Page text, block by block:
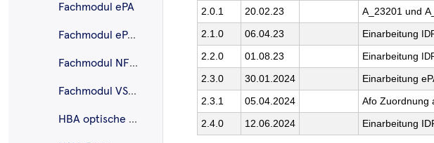
Fachmodul ePA
Fachmodul ePA KTR-Consumer
Fachmodul NFDM
Fachmodul VSDM
HBA optische Gestalt.
2.0.1
20.02.23 A_23201 und
2.1.0
06.04.23 Einarbeitung
2.2.0
01.08.23 Einarbeitung
2.3.0
30.01.2024 Einarbeitung
2.3.1
05.04.2024 Afo Zuordnung
2.4.0
12.06.2024 Einarbeitung